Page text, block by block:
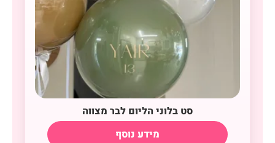
סט בלוני הליום לבר מצווה
מידע נוסף